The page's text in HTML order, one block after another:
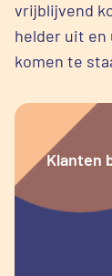
vrijblijvend
helder uit en
komen te
Klanten